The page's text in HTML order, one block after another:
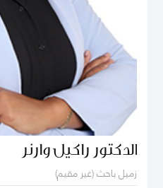
الدكتور راكيل وارنر
زميل باحث (غير مقيم)